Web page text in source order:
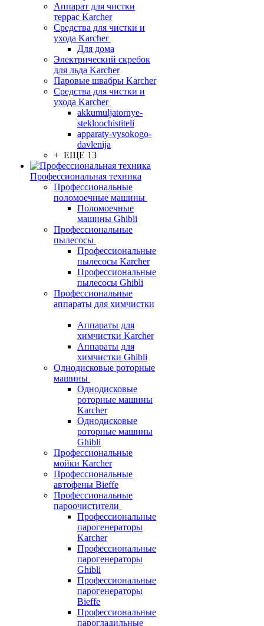
Аппарат для чистки
террас Karcher
Средства для чистки и
ухода Karcher
Для дома
Электрический скребок
для льда Karcher
Паровые швабры Karcher
Средства для чистки и
ухода Karcher
akkumuljatornye-
stekloochistiteli
apparaty-vysokogo-
davlenija
+ ЕЩЕ 13
Профессиональная техника
Профессиональные
поломоечные машины
Поломоечные
машины Ghibli
Профессиональные
пылесосы
Профессиональные
пылесосы Karcher
Профессиональные
пылесосы Ghibli
Профессиональные
аппараты для химчистки
Аппараты для
химчистки Karcher
Аппараты для
химчистки Ghibli
Однодисковые роторные
машины
Однодисковые
роторные машины
Karcher
Однодисковые
роторные машины
Ghibli
Профессиональные
мойки Karcher
Профессиональные
автофены Bieffe
Профессиональные
пароочистители
Профессиональные
парогенераторы
Karcher
Профессиональные
парогенераторы
Ghibli
Профессиональные
парогенераторы
Bieffe
Профессиональные
парогладильные